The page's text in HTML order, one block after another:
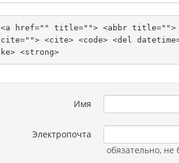
<a href="" title=""> <abbr title="">
cite=""> <cite> <code> <del
ke> <strong>
Имя
Электропочта
обязательно, не